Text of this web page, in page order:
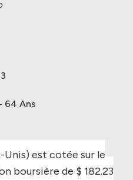
64 Ans
Unis) est cotée sur le
boursière de $ 182.23